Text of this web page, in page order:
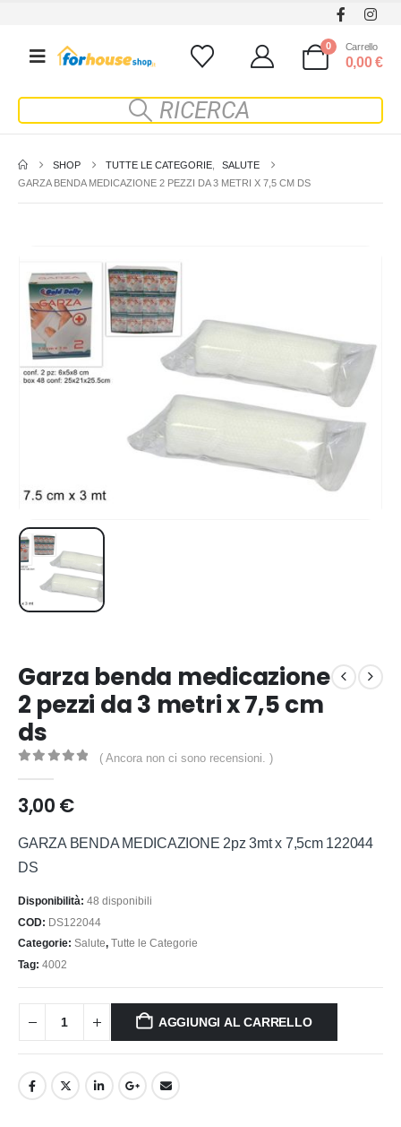
0 Carrello
0,00€
SHOP TUTTE LE CATEGORIE,
SALUTE
GARZA BENDA MEDICAZIONE 2 PEZZI DA 3 METRI X 7,5 CM DS
Garza benda medicazione
2 pezzi da 3 metri x 7,5 cm
ds
( Ancora non ci sono recensioni. )
3,00 €
GARZA BENDA MEDICAZIONE 2pz 3mt x 7,5cm 122044
DS
Disponibilità: 48 disponibili
COD: DS122044
Categorie: Salute, Tutte le Categorie
Tag: 4002
AGGIUNGI AL CARRELLO